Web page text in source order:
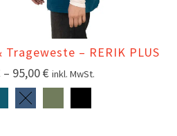
– RERIK PLUS
– 95,00€ inkl. MwSt.